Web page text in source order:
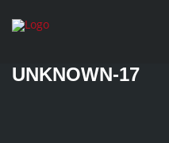
UNKNOWN-17